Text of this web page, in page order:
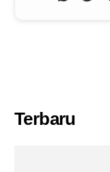
Terbaru